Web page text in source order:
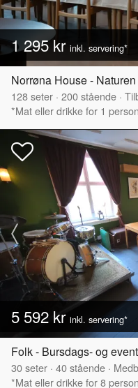
1 295 kr inkl. servering*
Norrøna House -
128seter · 200stående ·
*Mat eller drikke for 1
5 592 kr inkl. servering*
Folk - Bursdags- og
30seter · 40stående ·
*Mat eller drikke for 8